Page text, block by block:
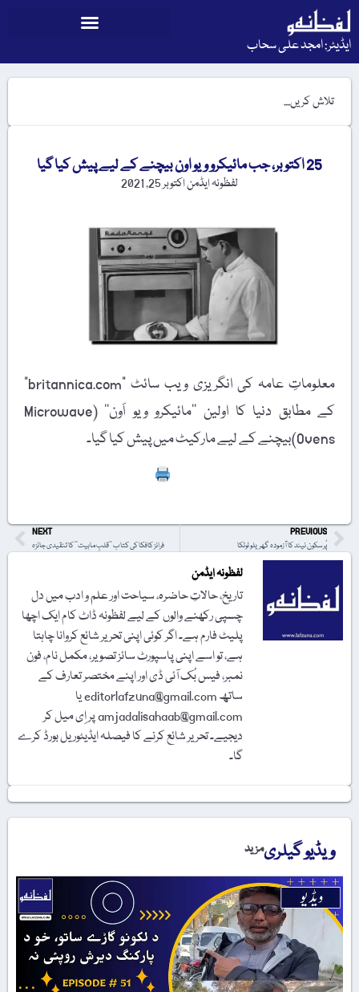
ایڈیٹر: امجد علی سحاب
25 اکتوبر، جب مائیکرو ویو اون بیچنے کے لیے پیش کیا گیا
لفظونہ ایڈمناکتوبر 25, 2021
معلوماتِ عامہ کی انگریزی ویب سائٹ "britannica.com”
کے مطابق دنیا کا اولین ’’مائیکرو ویو اَون‘‘ (Microwave
Ovens)بیچنے کے لیے مارکیٹ میں پیش کیا گیا۔
PREVIOUS
پُرسکون نیند کا آزمودہ گھریلو ٹوٹکا
NEXT
فرانز کافکا کی کتاب ’’قلبِ ماہیت‘‘ کا تنقیدی جائزہ
لفظونہ ایڈمن
تاریخ، حالاتِ حاضرہ، سیاحت اور علم و ادب میں دل
چسپی رکھنے والوں کے لیے لفظونہ ڈاٹ کام ایک اچھا
پلیٹ فارم ہے۔ اگر کوئی اپنی تحریر شائع کروانا چاہتا
ہے، تو اسے اپنی پاسپورٹ سائز تصویر، مکمل نام، فون
نمبر، فیس بُک آئی ڈی اور اپنے مختصر تعارف کے
ساتھ editorlafzuna@gmail.com یا
amjadalisahaab@gmail.com پر اِی میل کر
دیجیے۔ تحریر شائع کرنے کا فیصلہ ایڈیٹوریل بورڈ کرے
گا۔
ویڈیو گیلریمزید